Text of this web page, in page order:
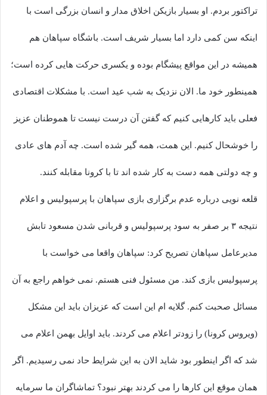
تراکتور بردم. او بسیار بازیکن اخلاق مدار و انسان بزرگی است با
اینکه سن کمی دارد اما بسیار شریف است. باشگاه سپاهان هم
همیشه در این مواقع پیشگام بوده و یکسری حرکت هایی کرده است؛
همینطور خود ما. الان نزدیک به شب عید است. با مشکلات اقتصادی
فعلی باید کارهایی کنیم که گفتن آن درست نیست تا هموطنان عزیز
را خوشحال کنیم. این همت، همه گیر شده است. چه آدم های عادی
و چه دولتی همه دست به کار شده اند تا با کرونا مقابله کنند.
قلعه نویی درباره عدم برگزاری بازی سپاهان با پرسپولیس و اعلام
نتیجه ۳ بر صفر به سود پرسپولیس و قربانی شدن مسعود تابش
مدیرعامل سپاهان تصریح کرد: سپاهان واقعا می خواست با
پرسپولیس بازی کند. من مسئول فنی هستم. نمی خواهم راجع به آن
مسائل صحبت کنم. گلایه ام این است که عزیزان باید این مشکل
(ویروس کرونا) را زودتر اعلام می کردند. باید اوایل بهمن اعلام می
شد که اگر اینطور بود شاید الان به این شرایط حاد نمی رسیدیم. اگر
همان موقع این کارها را می کردند بهتر نبود؟ تماشاگران ما سرمایه